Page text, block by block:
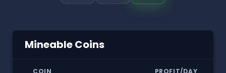
Mineable Coins
COIN PROFIT/DAY